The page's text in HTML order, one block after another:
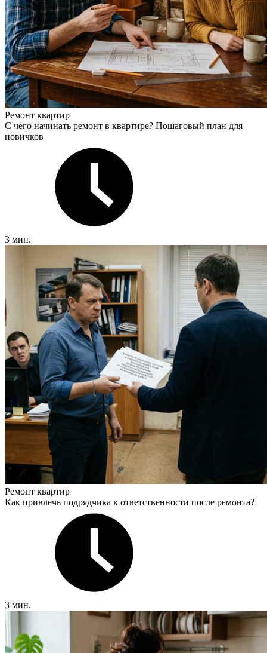
Ремонт квартир
С чего начинать ремонт в квартире? Пошаговый план для
новичков
3 мин.
Ремонт квартир
Как привлечь подрядчика к ответственности после ремонта?
3 мин.